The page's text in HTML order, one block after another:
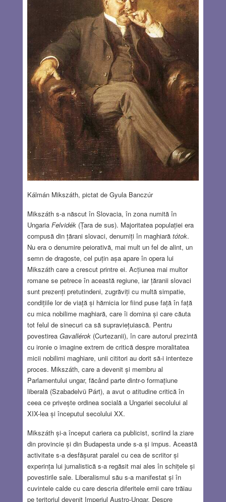
Kálmán Mikszáth, pictat de Gyula Banczúr
Mikszáth s-a născut în Slovacia, în zona numită în
Ungaria Felvidék(Țara de sus). Majoritatea populației era
compusă din țărani slovaci, denumiți în maghiară tótok.
Nu era o denumire peiorativă, mai mult un fel de alint, un
semn de dragoste, cel puțin așa apare în opera lui
Mikszáth care a crescut printre ei. Acțiunea mai multor
romane se petrece în această regiune, iar țăranii slovaci
sunt prezenți pretutindeni, zugrăviți cu multă simpatie,
condițiile lor de viață și hărnicia lor fiind puse față în față
cu mica nobilime maghiară, care îi domina și care căuta
tot felul de sinecuri ca să supraviețuiască. Pentru
povestirea Gavallérok(Curtezanii), în care autorul prezintă
cu ironie o imagine extrem de critică despre moralitatea
micii nobilimi maghiare, unii cititori au dorit să-i intenteze
proces. Mikszáth, care a devenit și membru al
Parlamentului ungar, făcând parte dintr-o formațiune
liberală (Szabadelvü Párt), a avut o atitudine critică în
ceea ce privește ordinea socială a Ungariei secolului al
XIX-lea și începutul secolului XX.
Mikszáth și-a început cariera ca publicist, scriind la ziare
din provincie și din Budapesta unde s-a și impus. Această
activitate s-a desfășurat paralel cu cea de scriitor și
experința lui jurnalistică s-a regăsit mai ales în schițele și
povestirile sale. Liberalismul său s-a manifestat și în
cuvintele calde cu care descria diferitele ernii care trăiau
pe teritoriul devenit Imperiul Austro-Ungar. Despre